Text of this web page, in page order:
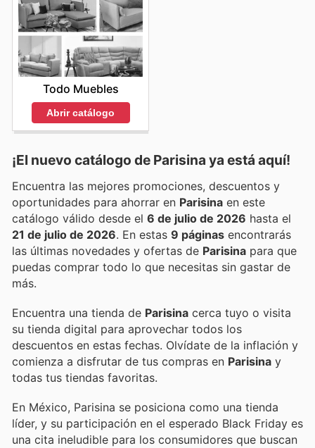
Todo Muebles
Abrir catálogo
¡El nuevo catálogo de Parisina ya está aquí!
Encuentra las mejores promociones, descuentos y
oportunidades para ahorrar en Parisina en este
catálogo válido desde el 6 de julio de 2026 hasta el
21 de julio de 2026 . En estas 9 páginas encontrarás
las últimas novedades y ofertas de Parisina para que
puedas comprar todo lo que necesitas sin gastar de
más.
Encuentra una tienda de Parisina cerca tuyo o visita
su tienda digital para aprovechar todos los
descuentos en estas fechas. Olvídate de la inflación y
comienza a disfrutar de tus compras en Parisina y
todas tus tiendas favoritas.
En México, Parisina se posiciona como una tienda
líder, y su participación en el esperado Black Friday es
una cita ineludible para los consumidores que buscan